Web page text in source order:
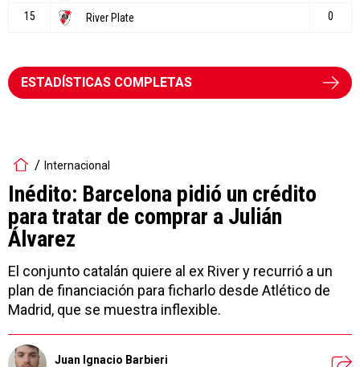
ESTADÍSTICAS COMPLETAS
Internacional
Inédito: Barcelona pidió un crédito
para tratar de comprar a Julián
Álvarez
El conjunto catalán quiere al ex River y recurrió a un
plan de financiación para ficharlo desde Atlético de
Madrid, que se muestra inflexible.
Juan Ignacio Barbieri